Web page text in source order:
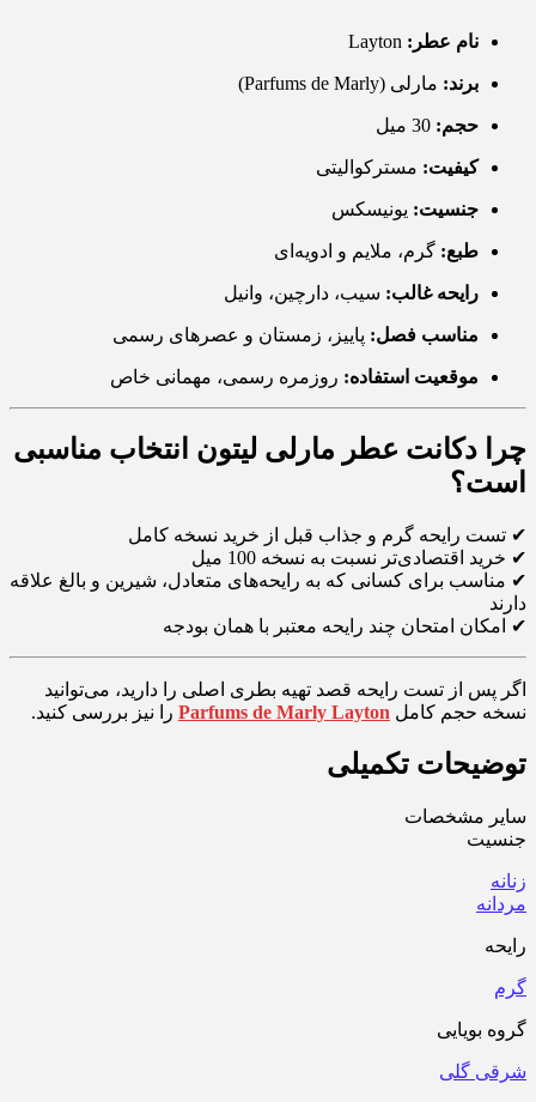
نام عطر:
برند: مارلی (Parfums de Marly)
حجم:
کیفیت: مسترکوالیتی
جنسیت: یونیسکس
طبع: گرم، ملایم و ادویه‌ای
رایحه غالب: سیب، دارچین، وانیل
مناسب فصل: پاییز، زمستان و عصرهای رسمی
موقعیت استفاده: روزمره رسمی، مهمانی خاص
چرا دکانت عطر مارلی لیتون انتخاب مناسبی
است؟
✔ تست رایحه گرم و جذاب قبل از خرید نسخه کامل
✔ خرید اقتصادی‌تر نسبت به نسخه 100 میل
✔ مناسب برای کسانی که به رایحه‌های متعادل، شیرین و بالغ علاقه
دارند
✔ امکان امتحان چند رایحه معتبر با همان بودجه
اگر پس از تست رایحه قصد تهیه بطری اصلی را دارید، می‌توانید
نسخه حجم کامل Parfums de Marly Layton را نیز بررسی کنید.
توضیحات تکمیلی
سایر مشخصات
جنسیت
زنانه
مردانه
رایحه
گرم
گروه بویایی
شرقی گلی